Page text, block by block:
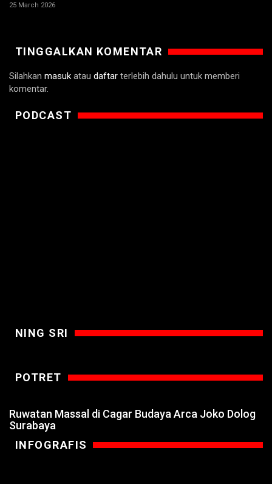
25 March 2026
TINGGALKAN KOMENTAR
Silahkan masuk atau daftar terlebih dahulu untuk memberi
komentar.
PODCAST
NING SRI
POTRET
Ruwatan Massal di Cagar Budaya Arca Joko Dolog
Surabaya
INFOGRAFIS